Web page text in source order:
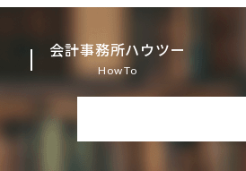
会計事務所ハウツー
HowTo